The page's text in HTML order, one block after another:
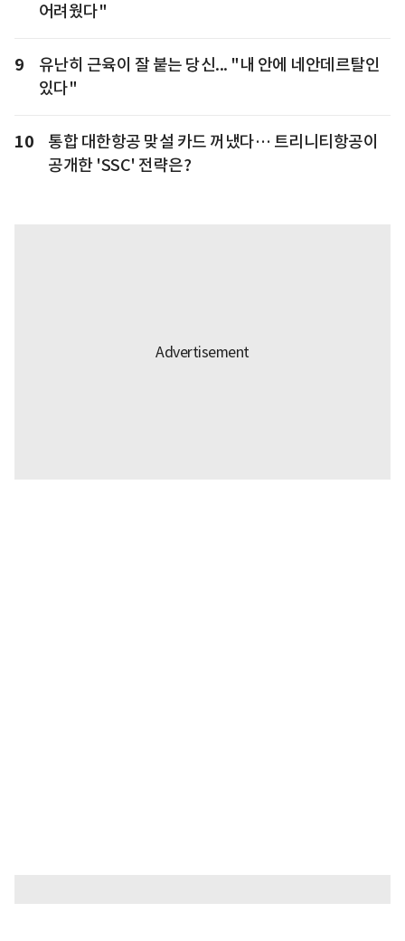
어려웠다"
9
유난히 근육이 잘 붙는 당신... "내 안에 네안데르탈인
있다"
10
통합 대한항공 맞설 카드 꺼냈다… 트리니티항공이
공개한 'SSC' 전략은?